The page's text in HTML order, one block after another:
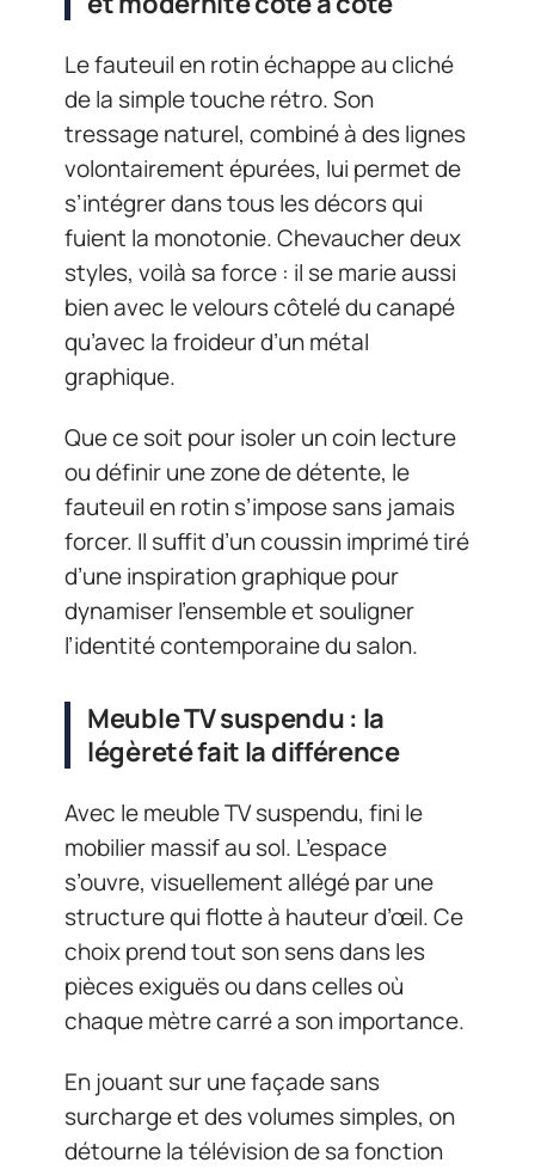
Le fauteuil en rotin échappe au cliché
de la simple touche rétro. Son
tressage naturel, combiné à des lignes
volontairement épurées, lui permet de
s’intégrer dans tous les décors qui
fuient la monotonie. Chevaucher deux
styles, voilà sa force : il se marie aussi
bien avec le velours côtelé du canapé
qu’avec la froideur d’un métal
graphique.
Que ce soit pour isoler un coin lecture
ou définir une zone de détente, le
fauteuil en rotin s’impose sans jamais
forcer. Il suffit d’un coussin imprimé tiré
d’une inspiration graphique pour
dynamiser l’ensemble et souligner
l’identité contemporaine du salon.
Meuble TV suspendu : la
légèreté fait la différence
Avec le meuble TV suspendu, fini le
mobilier massif au sol. L’espace
s’ouvre, visuellement allégé par une
structure qui flotte à hauteur d’œil. Ce
choix prend tout son sens dans les
pièces exiguës ou dans celles où
chaque mètre carré a son importance.
En jouant sur une façade sans
surcharge et des volumes simples, on
détourne la télévision de sa fonction